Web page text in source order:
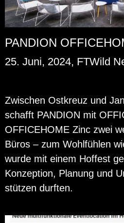
PANDION
25. Juni, 2024, FTWild
Zwi­schen Ost­kreuz und
schafft PAN­DI­ON mit
OF­FICE­HO­ME Zinc zwei
Büros – zum Wohl­füh­len
wurde mit einem Hof­fest
Kon­zep­ti­on, Pla­nung und
stüt­zen durf­ten.